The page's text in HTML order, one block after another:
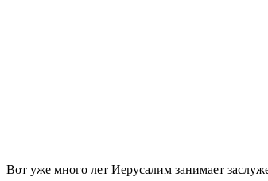
Вот уже много лет Иерусалим занимает